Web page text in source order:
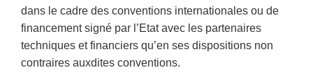
dans le cadre des conventions internationales ou de
financement signé par l’Etat avec les partenaires
techniques et financiers qu’en ses dispositions non
contraires auxdites conventions.